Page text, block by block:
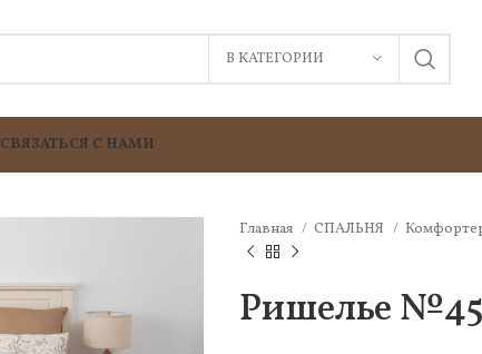
В КАТЕГОРИИ
СВЯЗАТЬСЯ С НАМИ
Главная СПАЛЬНЯ
Ришелье